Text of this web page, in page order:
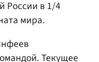
России в 1/4
мира.
Текущее